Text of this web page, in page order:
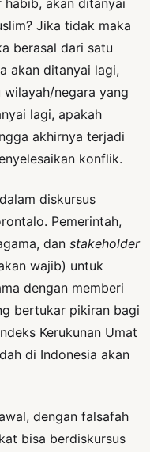
akan ditanyai
Jika tidak maka
berasal dari satu
akan ditanyai lagi,
negara yang
lagi, apakah
akhirnya terjadi
konflik.
diskursus
Pemerintah,
dan stakeholder
wajib) untuk
dengan memberi
bertukar pikiran bagi
Kerukunan Umat
di Indonesia akan
dengan falsafah
bisa berdiskursus